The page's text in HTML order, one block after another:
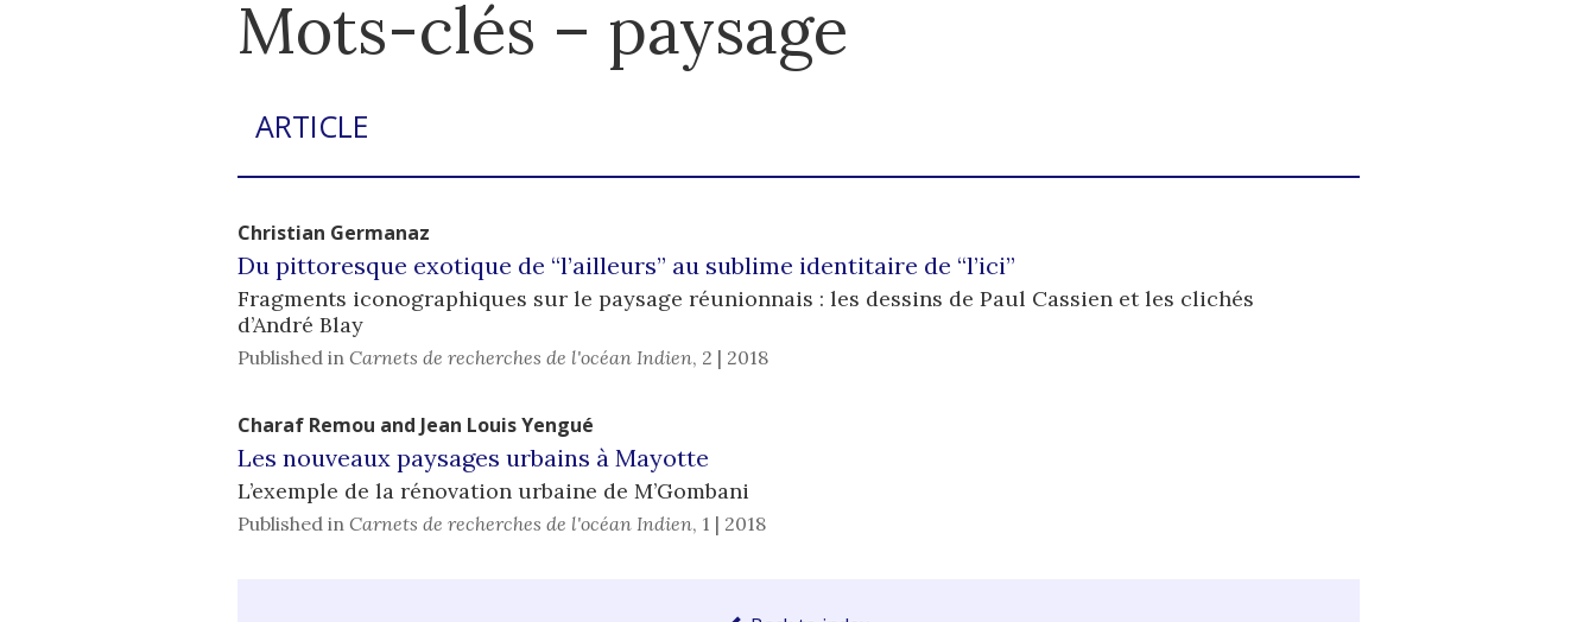
Mots-clés – paysage
ARTICLE
Christian Germanaz
Du pittoresque exotique de “l’ailleurs” au sublime identitaire de “l’ici”
Fragments iconographiques sur le paysage réunionnais : les dessins de Paul Cassien et les clichés
d’André Blay
Published in Carnets de recherches de l'océan Indien, 2 | 2018
Charaf Remou and Jean LouisYengué
Les nouveaux paysages urbains à Mayotte
L’exemple de la rénovation urbaine de M’Gombani
Published in Carnets de recherches de l'océan Indien, 1 | 2018